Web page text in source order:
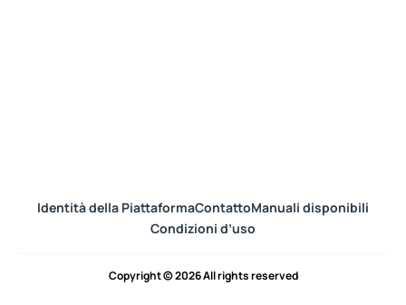
Identità della PiattaformaContattoManuali disponibili
Condizioni d’uso
Copyright © 2026 All rights reserved